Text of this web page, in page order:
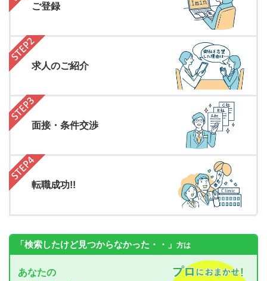
ご登録
求人のご紹介
面接・条件交渉
転職成功!!
「検索したけど見つからなかった・・」 方は
あなたの